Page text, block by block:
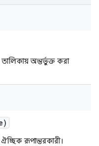
তালিকায় অন্তর্ভুক্ত করা
রূপান্তরকারী।